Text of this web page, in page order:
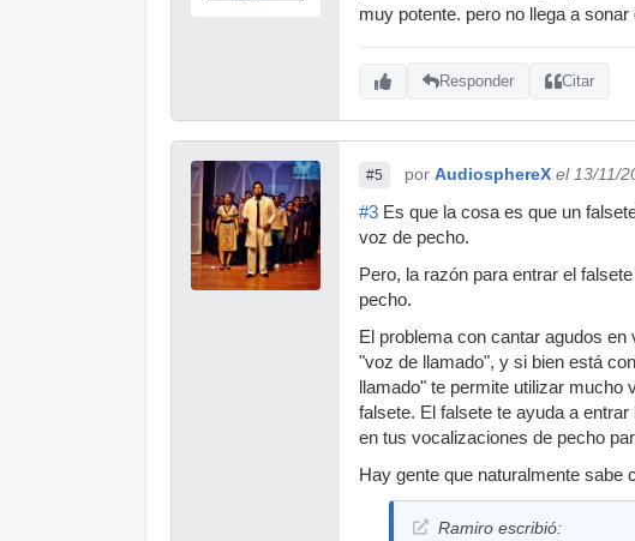
muy potente. pero no llega a
Responder Citar
#5 por AudiosphereX el 13/11/
#3 Es que la cosa es que un
voz de pecho.
Pero, la razón para entrar el
pecho.
El problema con cantar agudos
"voz de llamado", y si bien está
llamado" te permite utilizar
falsete. El falsete te ayuda a
en tus vocalizaciones de pecho
Hay gente que naturalmente
Ramiro escribió: